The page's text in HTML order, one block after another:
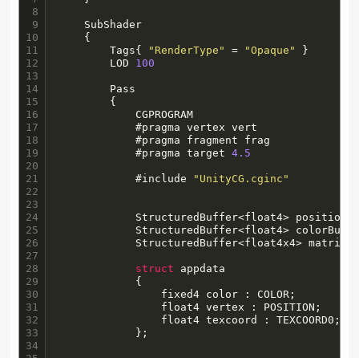
8
9
10
11
12
13
14
15
16
17
18
19
20
21
22
23
24
25
26
27
28
29
30
31
32
33
34
		Tags{
"RenderType" = "Opaque"
}
		LOD
100
			#pragma vertex vert
			#pragma fragment frag
			#pragma target
4.5
			#include
"UnityCG.cginc"
struct appdata